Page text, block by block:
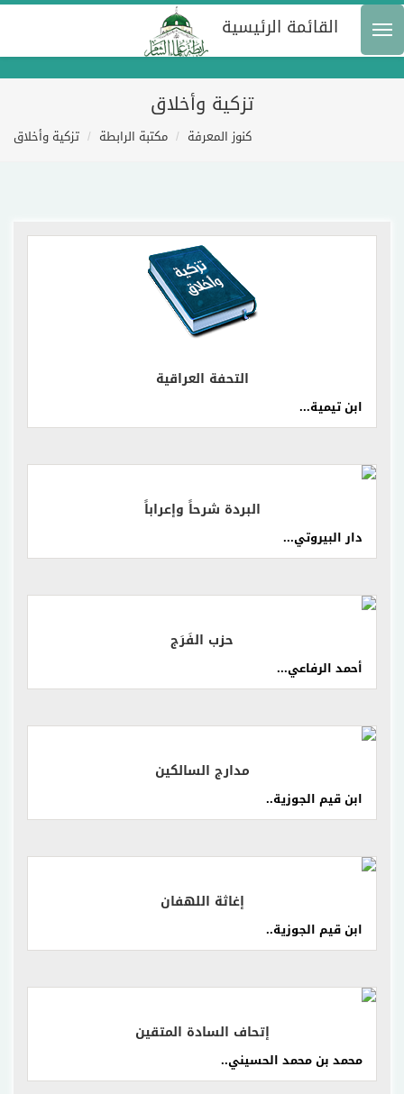
القائمة الرئيسية
تزكية وأخلاق
كنوز المعرفة مكتبة الرابطة تزكية وأخلاق
إقرأ المزيد
التحفة العراقية
ابن تيمية...
إقرأ المزيد
البردة شرحاً وإعراباً
دار البيروتي...
إقرأ المزيد
حزب الفَرَج
أحمد الرفاعي...
إقرأ المزيد
مدارج السالكين
ابن قيم الجوزية..
إقرأ المزيد
إغاثة اللهفان
ابن قيم الجوزية..
إقرأ المزيد
إتحاف السادة المتقين
محمد بن محمد الحسيني..